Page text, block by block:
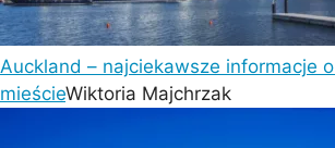
Auckland – najciekawsze informacje
mieścieWiktoria Majchrzak